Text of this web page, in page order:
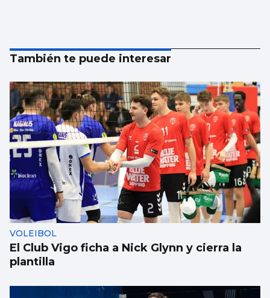
También te puede interesar
VOLEIBOL
El Club Vigo ficha a Nick Glynn y cierra la
plantilla